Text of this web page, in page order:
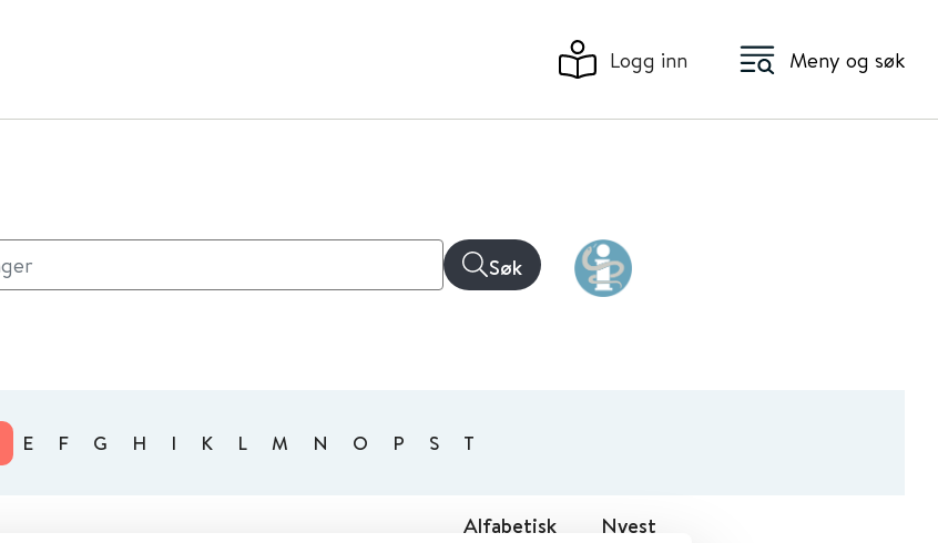
Logg inn Meny og søk
Søk
E F G H I K L M N O P S T
Alfabetisk Nyest